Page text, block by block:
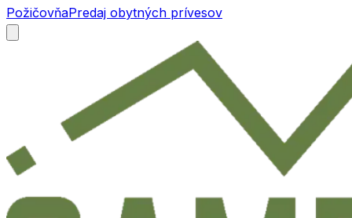
PožičovňaPredaj obytných prívesov